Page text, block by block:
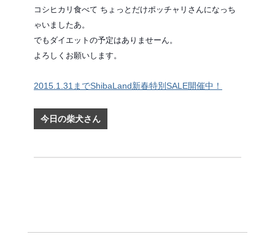
コシヒカリ食べて ちょっとだけポッチャリさんになっち
ゃいましたあ。
でもダイエットの予定はありませーん。
よろしくお願いします。
2015.1.31までShibaLand新春特別SALE開催中！
今日の柴犬さん